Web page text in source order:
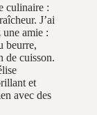
culinaire :
J’ai
une amie :
beurre,
de cuisson.
et
avec des